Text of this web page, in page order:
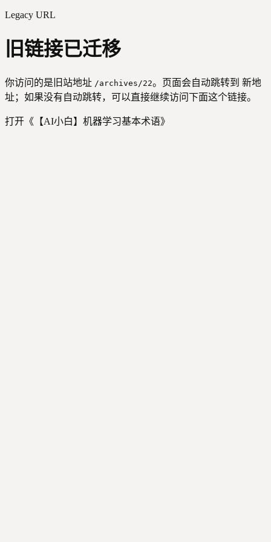
Legacy URL
旧链接已迁移
你访问的是旧站地址 /archives/22。页面会自动跳转到 新地
址；如果没有自动跳转，可以直接继续访问下面这个链接。
打开《 【AI小白】机器学习基本术语》